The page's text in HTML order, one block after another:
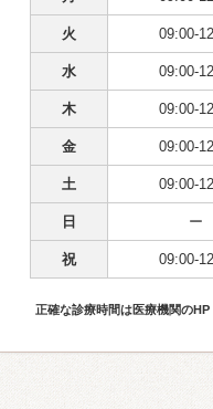
火 09:00-
水 09:00-
木 09:00-
金 09:00-
土 09:00-
日 ー
祝 09:00-
正確な診療時間は医療機関の